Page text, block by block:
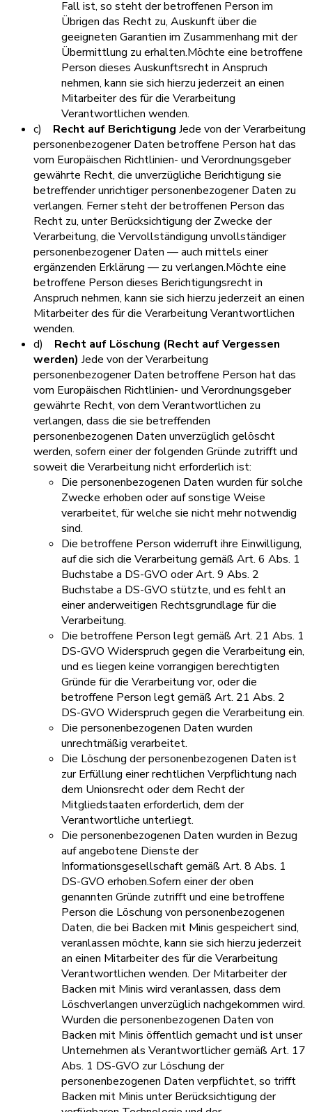
Fall ist, so steht der betroffenen Person im
Übrigen das Recht zu, Auskunft über die
geeigneten Garantien im Zusammenhang mit der
Übermittlung zu erhalten.Möchte eine betroffene
Person dieses Auskunftsrecht in Anspruch
nehmen, kann sie sich hierzu jederzeit an einen
Mitarbeiter des für die Verarbeitung
Verantwortlichen wenden.
c)
Recht auf Berichtigung Jede von der Verarbeitung
personenbezogener Daten betroffene Person hat das
vom Europäischen Richtlinien- und Verordnungsgeber
gewährte Recht, die unverzügliche Berichtigung sie
betreffender unrichtiger personenbezogener Daten zu
verlangen. Ferner steht der betroffenen Person das
Recht zu, unter Berücksichtigung der Zwecke der
Verarbeitung, die Vervollständigung unvollständiger
personenbezogener Daten — auch mittels einer
ergänzenden Erklärung — zu verlangen.Möchte eine
betroffene Person dieses Berichtigungsrecht in
Anspruch nehmen, kann sie sich hierzu jederzeit an einen
Mitarbeiter des für die Verarbeitung Verantwortlichen
wenden.
d) Recht auf Löschung (Recht auf Vergessen
werden) Jede von der Verarbeitung
personenbezogener Daten betroffene Person hat das
vom Europäischen Richtlinien- und Verordnungsgeber
gewährte Recht, von dem Verantwortlichen zu
verlangen, dass die sie betreffenden
personenbezogenen Daten unverzüglich gelöscht
werden, sofern einer der folgenden Gründe zutrifft und
soweit die Verarbeitung nicht erforderlich ist:
Die personenbezogenen Daten wurden für solche
Zwecke erhoben oder auf sonstige Weise
verarbeitet, für welche sie nicht mehr notwendig
sind.
Die betroffene Person widerruft ihre Einwilligung,
auf die sich die Verarbeitung gemäß Art. 6 Abs. 1
Buchstabe a DS-GVO oder Art. 9 Abs. 2
Buchstabe a DS-GVO stützte, und es fehlt an
einer anderweitigen Rechtsgrundlage für die
Verarbeitung.
Die betroffene Person legt gemäß Art. 21 Abs. 1
DS-GVO Widerspruch gegen die Verarbeitung ein,
und es liegen keine vorrangigen berechtigten
Gründe für die Verarbeitung vor, oder die
betroffene Person legt gemäß Art. 21 Abs. 2
DS-GVO Widerspruch gegen die Verarbeitung ein.
Die personenbezogenen Daten wurden
unrechtmäßig verarbeitet.
Die Löschung der personenbezogenen Daten ist
zur Erfüllung einer rechtlichen Verpflichtung nach
dem Unionsrecht oder dem Recht der
Mitgliedstaaten erforderlich, dem der
Verantwortliche unterliegt.
Die personenbezogenen Daten wurden in Bezug
auf angebotene Dienste der
Informationsgesellschaft gemäß Art. 8 Abs. 1
DS-GVO erhoben.Sofern einer der oben
genannten Gründe zutrifft und eine betroffene
Person die Löschung von personenbezogenen
Daten, die bei Backen mit Minis gespeichert sind,
veranlassen möchte, kann sie sich hierzu jederzeit
an einen Mitarbeiter des für die Verarbeitung
Verantwortlichen wenden. Der Mitarbeiter der
Backen mit Minis wird veranlassen, dass dem
Löschverlangen unverzüglich nachgekommen wird.
Wurden die personenbezogenen Daten von
Backen mit Minis öffentlich gemacht und ist unser
Unternehmen als Verantwortlicher gemäß Art. 17
Abs. 1 DS-GVO zur Löschung der
personenbezogenen Daten verpflichtet, so trifft
Backen mit Minis unter Berücksichtigung der